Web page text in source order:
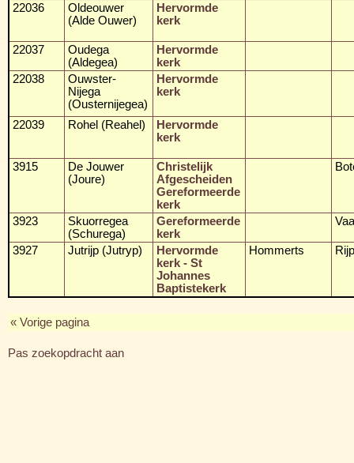
22036
Oldeouwer
(Alde Ouwer)
Hervormde
kerk
22037
Oudega
(Aldegea)
Hervormde
kerk
22038
Ouwster-
Nijega
(Ousternijegea)
Hervormde
kerk
22039 Rohel (Reahel)
Hervormde
kerk
3915
De Jouwer
(Joure)
Christelijk
Afgescheiden
Gereformeerde
kerk
3923
Skuorregea
(Schurega)
Gereformeerde
kerk
3927 Jutrijp (Jutryp)
Hervormde
kerk - St
Johannes
Baptistekerk
Hommerts
« Vorige pagina
Pas zoekopdracht aan